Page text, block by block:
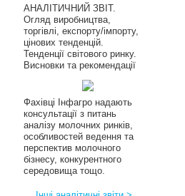
АНАЛІТИЧНИЙ ЗВІТ.
Огляд виробництва,
торгівлі, експорту/імпорту,
цінових тенденцій.
Тенденції світового ринку.
Висновки та рекомендації
Фахівці Інфагро надають
консультації з питань
аналізу молочних ринків,
особливостей ведення та
перспектив молочного
бізнесу, конкурентного
середовища тощо.